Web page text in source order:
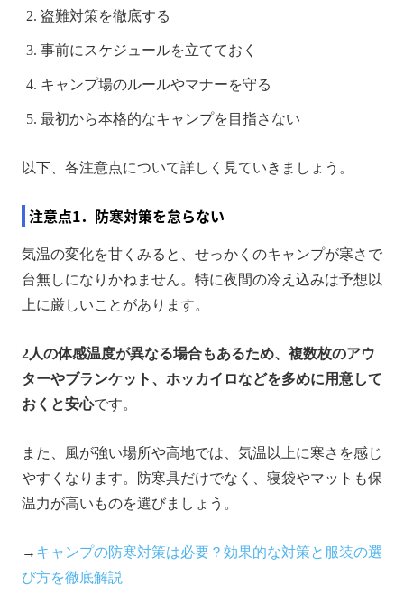
盗難対策を徹底する
事前にスケジュールを立てておく
キャンプ場のルールやマナーを守る
最初から本格的なキャンプを目指さない
以下、各注意点について詳しく見ていきましょう。
注意点1．防寒対策を怠らない
気温の変化を甘くみると、せっかくのキャンプが寒さで
台無しになりかねません。特に夜間の冷え込みは予想以
上に厳しいことがあります。
2人の体感温度が異なる場合もあるため、複数枚のアウ
ターやブランケット、ホッカイロなどを多めに用意して
おくと安心です。
また、風が強い場所や高地では、気温以上に寒さを感じ
やすくなります。防寒具だけでなく、寝袋やマットも保
温力が高いものを選びましょう。
→ キャンプの防寒対策は必要？効果的な対策と服装の選
び方を徹底解説